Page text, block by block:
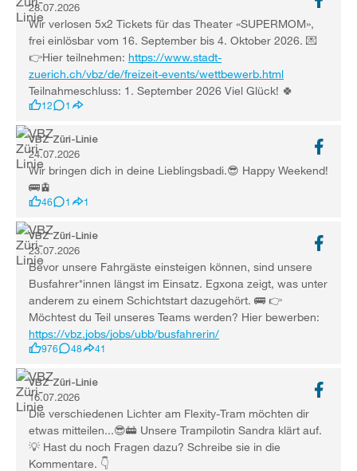
28.07.2026
Wir verlosen 5x2 Tickets für das Theater «SUPERMOM»,
frei einlösbar vom 16. September bis 4. Oktober 2026. 💌
👉Hier teilnehmen: https://www.stadt-
zuerich.ch/vbz/de/freizeit-events/wettbewerb.html
Teilnahmeschluss: 1. September 2026 Viel Glück! 🍀
12 1
VBZ Züri-Linie
24.07.2026
Wir bringen dich in deine Lieblingsbadi.😎 Happy Weekend!
🚌🚊
46 1 1
VBZ Züri-Linie
23.07.2026
Bevor unsere Fahrgäste einsteigen können, sind unsere
Busfahrer*innen längst im Einsatz. Egxona zeigt, was unter
anderem zu einem Schichtstart dazugehört. 🚌 👉
Möchtest du Teil unseres Teams werden? Hier bewerben:
https://vbz.jobs/jobs/ubb/busfahrerin/
976 48 41
VBZ Züri-Linie
16.07.2026
Die verschiedenen Lichter am Flexity-Tram möchten dir
etwas mitteilen...😎🚋 Unsere Trampilotin Sandra klärt auf.
💡 Hast du noch Fragen dazu? Schreibe sie in die
Kommentare. 👇